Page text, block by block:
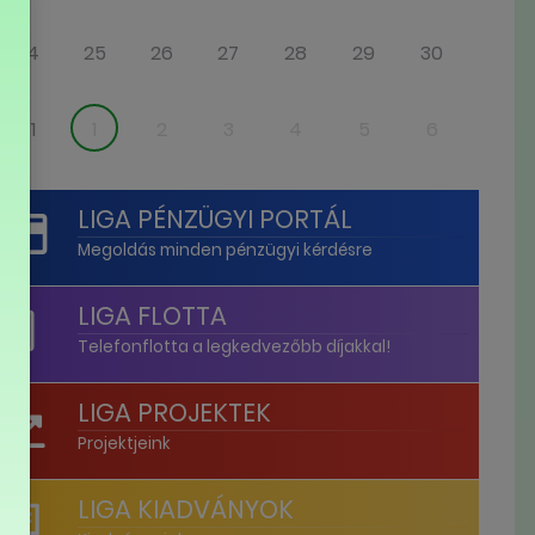
24 25 26 27 28 29 30
31
LIGA PÉNZÜGYI PORTÁL
Megoldás minden pénzügyi kérdésre
LIGA FLOTTA
Telefonflotta a legkedvezőbb díjakkal!
LIGA PROJEKTEK
Projektjeink
LIGA KIADVÁNYOK